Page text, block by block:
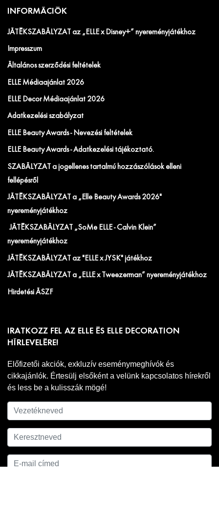
INFORMÁCIÓK
JÁTÉKSZABÁLYZAT az „ELLE x Disney+” nyereményjátékhoz
Impresszum
Általános szerződési feltételek
ELLE Médiaajánlat 2026
ELLE Decor Médiaajánlat 2026
Adatkezelési szabályzat
ELLE Beauty Awards - Nevezési feltételek
ELLE Beauty Awards - Adatkezelési tájékoztató.
SZABÁLYZAT a jogellenes tartalmú hozzászólások elleni
fellépésről
JÁTÉKSZABÁLYZAT a „Elle Beauty Awards 2026"
nyereményjátékhoz
JÁTÉKSZABÁLYZAT „SoMe ELLE - Calvin Klein”
nyereményjátékhoz
JÁTÉKSZABÁLYZAT az "ELLE x JYSK" játékhoz
JÁTÉKSZABÁLYZAT a „ELLE x Tweezerman” nyereményjátékhoz
Hirdetési ÁSZF
IRATKOZZ FEL AZ ELLE ÉS ELLE DECORATION
HÍRLEVELÉRE!
Előfizetői akciók, exkluzív eseménymeghívók és
cikkajánlók. Értesülj elsőként a velünk kapcsolatos hírekről
és less be a kulisszák mögé!